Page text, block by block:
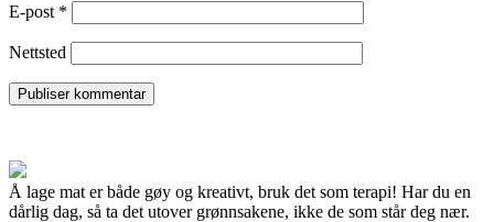
E-post *
Nettsted
Å lage mat er både gøy og kreativt, bruk det som terapi! Har du en
dårlig dag, så ta det utover grønnsakene, ikke de som står deg nær.